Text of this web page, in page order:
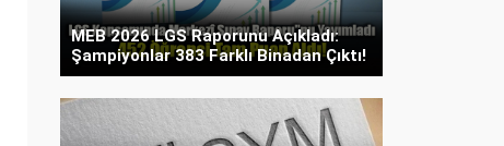
MEB 2026 LGS Raporunu Açıkladı:
Şampiyonlar 383 Farklı Binadan Çıktı!